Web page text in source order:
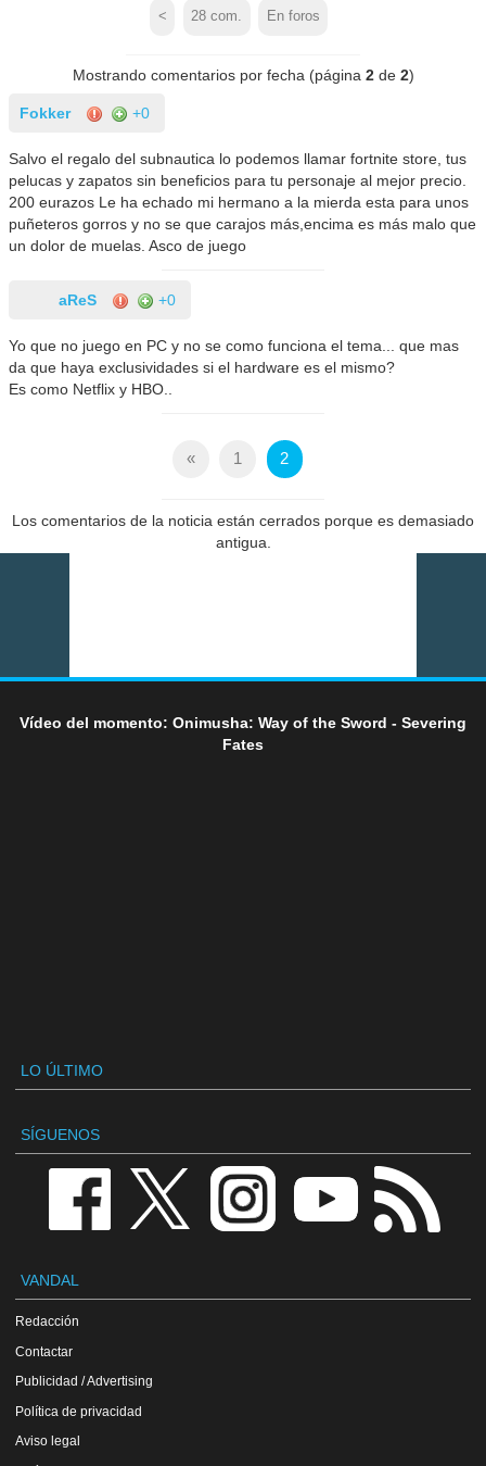
< 28 com. En foros
Mostrando comentarios por fecha (página 2de 2)
Fokker +0
Salvo el regalo del subnautica lo podemos llamar fortnite store, tus
pelucas y zapatos sin beneficios para tu personaje al mejor precio.
200 eurazos Le ha echado mi hermano a la mierda esta para unos
puñeteros gorros y no se que carajos más,encima es más malo que
un dolor de muelas. Asco de juego
aReS +0
Yo que no juego en PC y no se como funciona el tema... que mas
da que haya exclusividades si el hardware es el mismo?
Es como Netflix y HBO..
« 1 2
Los comentarios de la noticia están cerrados porque es demasiado
antigua.
Vídeo del momento: Onimusha: Way of the Sword - Severing
Fates
LO ÚLTIMO
SÍGUENOS
VANDAL
Redacción
Contactar
Publicidad / Advertising
Política de privacidad
Aviso legal